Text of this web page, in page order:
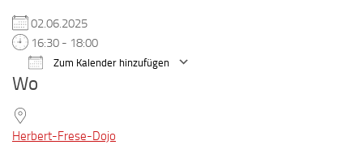
02.06.2025
16:30 - 18:00
Zum Kalender hinzufügen
Wo
Herbert-Frese-Dojo